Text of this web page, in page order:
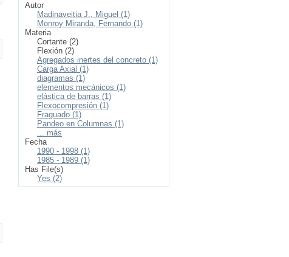
Autor
Madinaveitia J., Miguel (1)
Monroy Miranda, Fernando (1)
Materia
Cortante (2)
Flexión (2)
Agregados inertes del concreto (1)
Carga Axial (1)
diagramas (1)
elementos mecánicos (1)
elástica de barras (1)
Flexocompresión (1)
Fraguado (1)
Pandeo en Columnas (1)
... más
Fecha
1990 - 1998 (1)
1985 - 1989 (1)
Has File(s)
Yes (2)